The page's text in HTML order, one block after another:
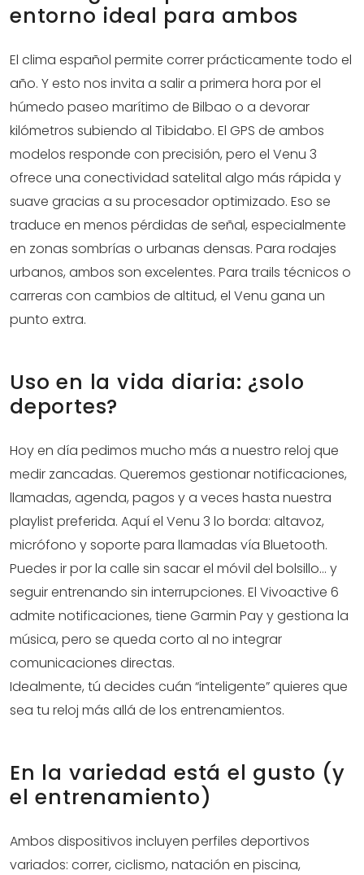
entorno ideal para ambos
El clima español permite correr prácticamente todo el
año. Y esto nos invita a salir a primera hora por el
húmedo paseo marítimo de Bilbao o a devorar
kilómetros subiendo al Tibidabo. El GPS de ambos
modelos responde con precisión, pero el Venu 3
ofrece una conectividad satelital algo más rápida y
suave gracias a su procesador optimizado. Eso se
traduce en menos pérdidas de señal, especialmente
en zonas sombrías o urbanas densas. Para rodajes
urbanos, ambos son excelentes. Para trails técnicos o
carreras con cambios de altitud, el Venu gana un
punto extra.
Uso en la vida diaria: ¿solo
deportes?
Hoy en día pedimos mucho más a nuestro reloj que
medir zancadas. Queremos gestionar notificaciones,
llamadas, agenda, pagos y a veces hasta nuestra
playlist preferida. Aquí el Venu 3 lo borda: altavoz,
micrófono y soporte para llamadas vía Bluetooth.
Puedes ir por la calle sin sacar el móvil del bolsillo… y
seguir entrenando sin interrupciones. El Vivoactive 6
admite notificaciones, tiene Garmin Pay y gestiona la
música, pero se queda corto al no integrar
comunicaciones directas.
Idealmente, tú decides cuán “inteligente” quieres que
sea tu reloj más allá de los entrenamientos.
En la variedad está el gusto (y
el entrenamiento)
Ambos dispositivos incluyen perfiles deportivos
variados: correr, ciclismo, natación en piscina,